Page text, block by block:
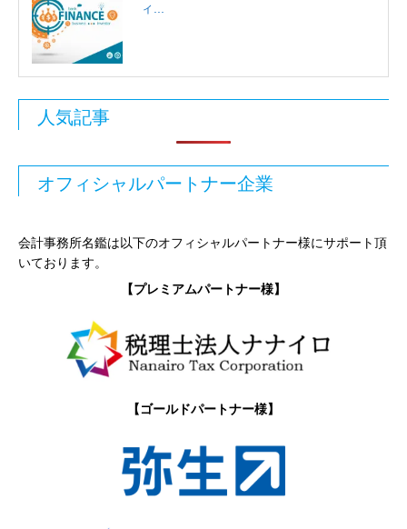
ィ...
人気記事
オフィシャルパートナー企業
会計事務所名鑑は以下のオフィシャルパートナー様にサポート頂
いております。
【プレミアムパートナー様】
【ゴールドパートナー様】